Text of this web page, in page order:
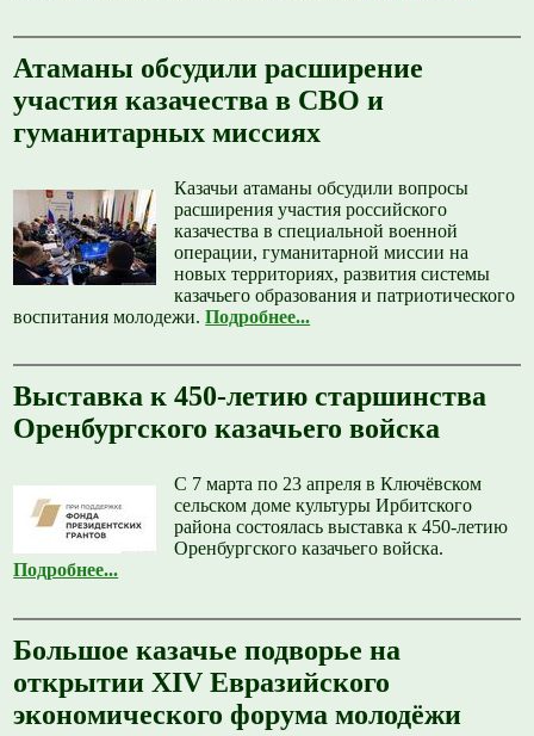
Атаманы обсудили расширение
участия казачества в СВО и
гуманитарных миссиях
Казачьи атаманы обсудили вопросы
расширения участия российского
казачества в специальной военной
операции, гуманитарной миссии на
новых территориях, развития системы
казачьего образования и патриотического
воспитания молодежи.Подробнее...
Выставка к 450-летию старшинства
Оренбургского казачьего войска
С 7 марта по 23 апреля в Ключёвском
сельском доме культуры Ирбитского
района состоялась выставка к 450-летию
Оренбургского казачьего войска.
Подробнее...
Большое казачье подворье на
открытии XIV Евразийского
экономического форума молодёжи